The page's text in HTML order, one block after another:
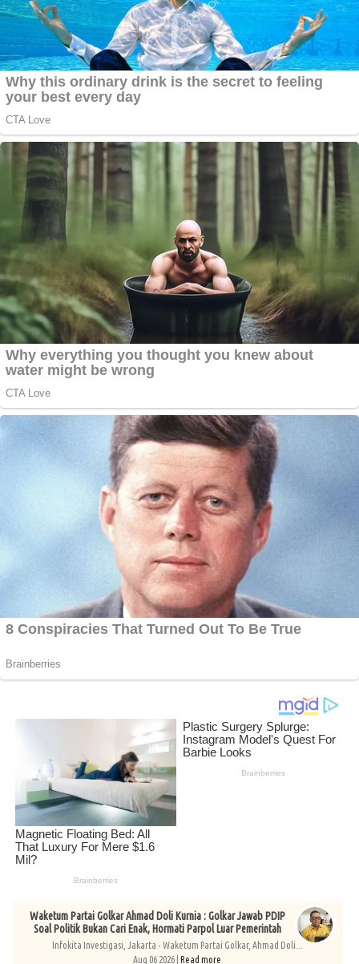
Waketum Partai Golkar Ahmad Doli Kurnia : Golkar Jawab PDIP
Soal Politik Bukan Cari Enak, Hormati Parpol Luar Pemerintah
Infokita Investigasi, Jakarta - Waketum Partai Golkar, Ahmad Doli...
Aug 06 2026 | Read more